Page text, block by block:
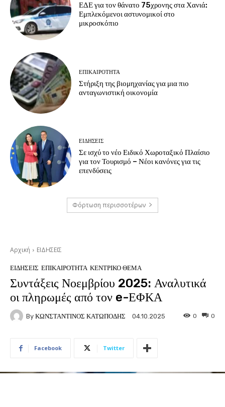
ΕΔΕ για τον θάνατο 75χρονης στα Χανιά:
Εμπλεκόμενοι αστυνομικοί στο
μικροσκόπιο
ΕΠΙΚΑΙΡΟΤΗΤΑ
Στήριξη της βιομηχανίας για μια πιο
ανταγωνιστική οικονομία
ΕΙΔΗΣΕΙΣ
Σε ισχύ το νέο Ειδικό Χωροταξικό Πλαίσιο
για τον Τουρισμό – Νέοι κανόνες για τις
επενδύσεις
Φόρτωση περισσοτέρων